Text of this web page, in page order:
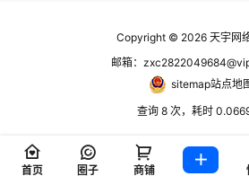
Copyright © 2026 天宇网
邮箱：
sitemap站点地
查询 8 次，耗时
首页 圈子 商铺